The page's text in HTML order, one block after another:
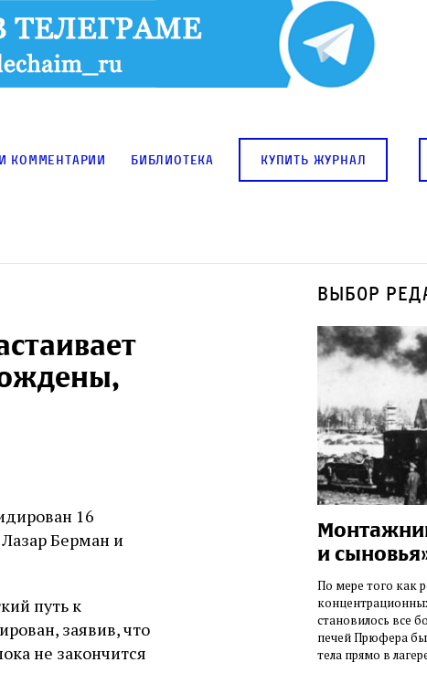
комментарии Библиотека купить журнал
16
Берман и
путь к
заявив, что
не закончится
Выбор
быть
Погромы 1929 года:
неделя, изменившая
Примерно за полторы недели до начала
погромов Ребе совершал поездку по святым
частности, Пещеру праотцев и Западную
и
По мере того как
становилось все
печей Прюфера
тела прямо в